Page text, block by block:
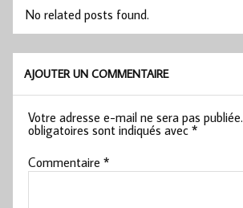
No related posts found.
AJOUTER UN COMMENTAIRE
Votre adresse e-mail ne sera pas publiée.
obligatoires sont indiqués avec*
Commentaire*